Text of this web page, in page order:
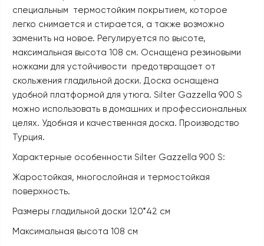
специальным термостойким покрытием, которое
легко снимается и стирается, а также возможно
заменить на новое. Регулируется по высоте,
максимальная высота 108 см. Оснащена резиновыми
ножками для устойчивости предотвращает от
скольжения гладильной доски. Доска оснащена
удобной платформой для утюга. Silter Gazzella 900 S
можно использовать в домашних и профессиональных
целях. Удобная и качественная доска. Производство
Турция.
Характерные особенности Silter Gazzella 900 S:
Жаростойкая, многослойная и термостойкая
поверхность.
Размеры гладильной доски 120*42 см
Максимальная высота 108 см